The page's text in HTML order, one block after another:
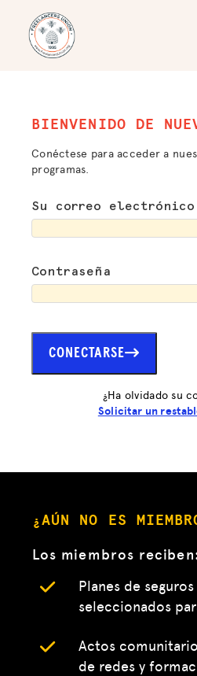
¿AÚN NO ES
Los miembros
Planes de seguros
seleccionados
Actos
de redes y
BIENVENIDO DE
Conéctese para acceder a
programas.
Su correo electrónico
Contraseña
CONECTARSE
¿Ha olvidado su
Solicitar un